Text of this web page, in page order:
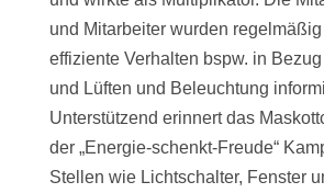
und Mitarbeiter wurden
effiziente Verhalten bspw. in
und Lüften und Beleuchtung
Unterstützend erinnert das
der „Energie-schenkt-Freude“
Stellen wie Lichtschalter, Fenster